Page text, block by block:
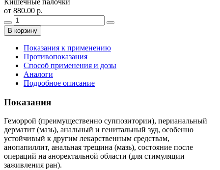
от 880.00 р.
В корзину
Показания к применению
Противопоказания
Способ применения и дозы
Аналоги
Подробное описание
Показания
Геморрой (преимущественно суппозитории), перианальный
дерматит (мазь), анальный и генитальный зуд, особенно
устойчивый к другим лекарственным средствам,
анопапиллит, анальная трещина (мазь), состояние после
операций на аноректальной области (для стимуляции
заживления ран).